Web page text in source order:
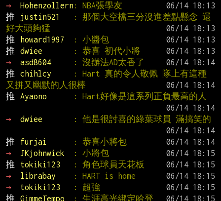
→
Hohenzollern: NBA張學友
推
justin521
: 那個大空檔三分沒進差點懸念 還
好大頭夠猛
推
howard1997 : 小醬包
推
dwiee : 恭喜 初代小將
→
asd8604 : 沒辦法AD太香了
推
chihlcy
: Hart 真的令人敬佩 隊上有這種
又拼又幽默的人很棒
推
Ayaono
: Hart好像是這系列正負最高的人
→
dwiee
: 他是很討喜的綠葉球員 滿搞笑的
推
furjai : 恭喜小將包
→
JKjohnwick : 小將包
推
tokiki123 : 角色球員天花板
→
librabay : HART is home
→
tokiki123 : 超強
推
GimmeTempo : 生涯高光綁定哈登